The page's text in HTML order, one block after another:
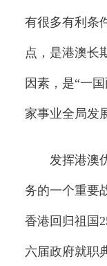
有很多有利条
点，是港澳长
因素，是“一
家事业全局发
发挥港澳优
务的一个重要
香港回归祖国
六届政府就职